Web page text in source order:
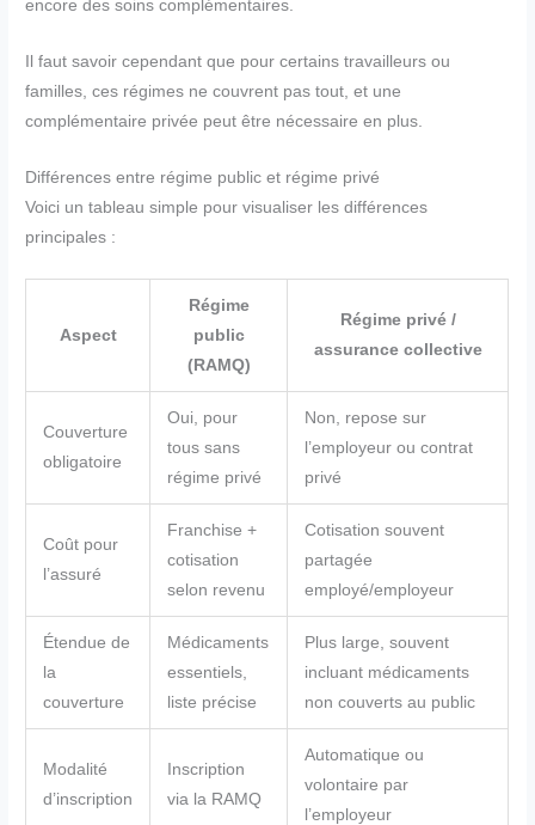
encore des soins complémentaires.
Il faut savoir cependant que pour certains travailleurs ou
familles, ces régimes ne couvrent pas tout, et une
complémentaire privée peut être nécessaire en plus.
Différences entre régime public et régime privé
Voici un tableau simple pour visualiser les différences
principales :
Aspect
Régime
public
(RAMQ)
Régime privé /
assurance collective
Couverture
obligatoire
Oui, pour
tous sans
régime privé
Non, repose sur
l’employeur ou contrat
privé
Coût pour
l’assuré
Franchise +
cotisation
selon revenu
Cotisation souvent
partagée
employé/employeur
Étendue de
la
couverture
Médicaments
essentiels,
liste précise
Plus large, souvent
incluant médicaments
non couverts au public
Modalité
d’inscription
Inscription
via la RAMQ
Automatique ou
volontaire par
l’employeur